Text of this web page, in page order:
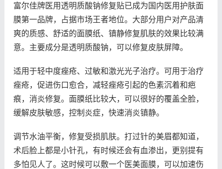
富尔佳牌医用透明质酸钠修复贴已成为国内医用护肤面
膜第一品牌，占据市场王者地位。大部分用户对产品清
爽的质感、舒适的面膜纸、镇静修复肌肤的效果比较满
意。主要成分是透明质酸钠，可以修复皮肤屏障。
适用于轻中度痤疮、过敏和激光光子治疗。可用于治疗
痤疮，促进伤口愈合，减轻痤疮引起的色素沉着和疤
痕，消炎修复。面膜纸比较大，可以很好的覆盖全脸，
缓解皮肤敏感，控制炎症，快速消炎镇静。
调节水油平衡，修复受损肌肤。打过针的美眉都知道，
术后脸上都是小针孔，有时候还会有血渗出，更别提有
多怕见人了。这时候可以敷一个医美面膜，可以加速伤